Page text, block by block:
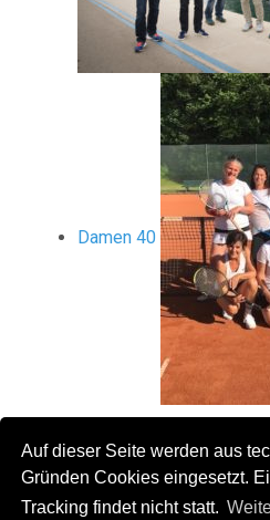
Auf dieser Seite werden aus
Gründen Cookies eingesetzt.
Tracking findet nicht statt.
Damen 40
tweet mail